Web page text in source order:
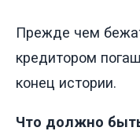
Прежде чем
кредитором
конец истории.
Что должно